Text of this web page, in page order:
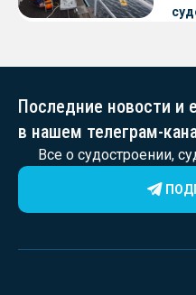
Последние новости
в нашем телеграм-
Все о судостроении,